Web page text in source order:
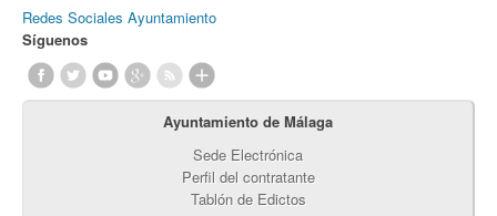
Redes Sociales Ayuntamiento
Síguenos
Ayuntamiento de Málaga
Sede Electrónica
Perfil del contratante
Tablón de Edictos